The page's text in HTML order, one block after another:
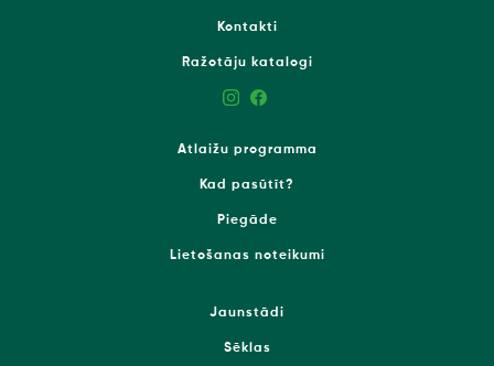
Kontakti
Ražotāju katalogi
Atlaižu programma
Kad pasūtīt?
Piegāde
Lietošanas noteikumi
Jaunstādi
Sēklas